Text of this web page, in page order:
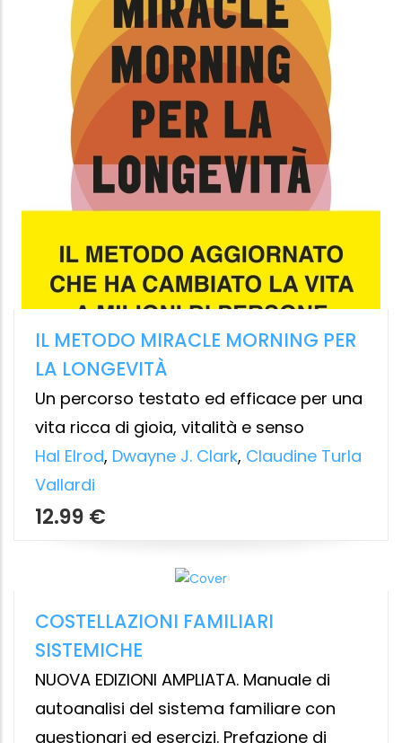
12.99 €
COSTELLAZIONI FAMILIARI
SISTEMICHE
NUOVA EDIZIONI AMPLIATA. Manuale di
autoanalisi del sistema familiare con
questionari ed esercizi. Prefazione di
Anna Zanardi Cappon.
Edizioni il Punto d'Incontro
11.99 €
ZERO LIMITS
NUOVA EDIZIONE. Lo straordinario
meravigliosa in cui tutto è davvero
possibile.
Joe Vitale